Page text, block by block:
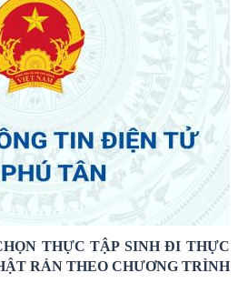
THỰC TẬP SINH ĐI THỰC
RẢN THEO CHƯƠNG TRÌNH